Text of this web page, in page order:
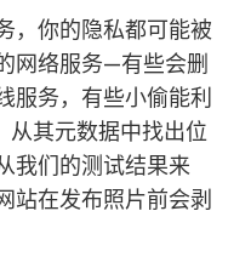
，你的隐私都可能被
网络服务—有些会删
服务，有些小偷能利
从其元数据中找出位
我们的测试结果来
站在发布照片前会剥